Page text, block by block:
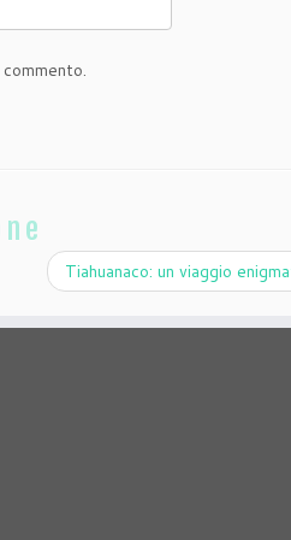
Tiahuanaco: un viaggio